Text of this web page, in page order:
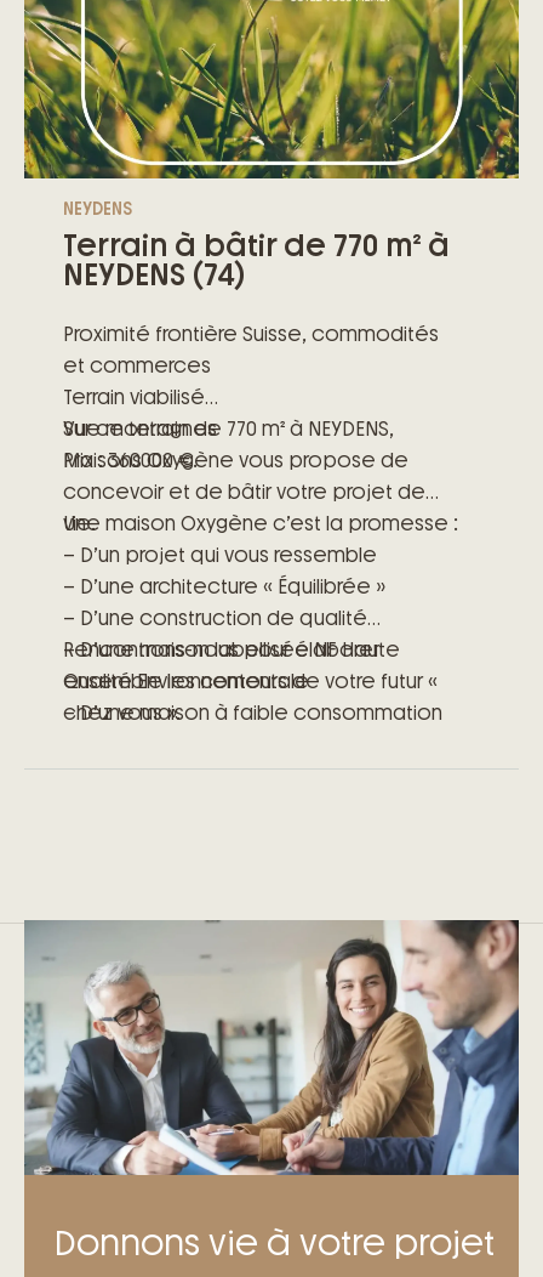
NEYDENS
Terrain à bâtir de 770 m² à
NEYDENS (74)
Proximité frontière Suisse, commodités
et commerces
Terrain viabilisé
Vue montagnes
Prix : 360000 €.
Sur ce terrain de 770 m² à NEYDENS,
Maisons Oxygène vous propose de
concevoir et de bâtir votre projet de
vie.
Une maison Oxygène c’est la promesse :
– D’un projet qui vous ressemble
– D’une architecture « Équilibrée »
– D’une construction de qualité
– D’une maison labellisée NF Haute
Qualité Environnementale
– D’une maison à faible consommation
– D’engagements précis et clairs
Rencontrons-nous pour élaborer
ensemble les contours de votre futur «
chez vous ».
Donnons vie à votre projet